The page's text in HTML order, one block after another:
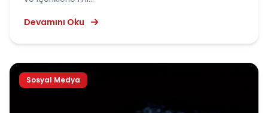
Devamını Oku
Sosyal Medya